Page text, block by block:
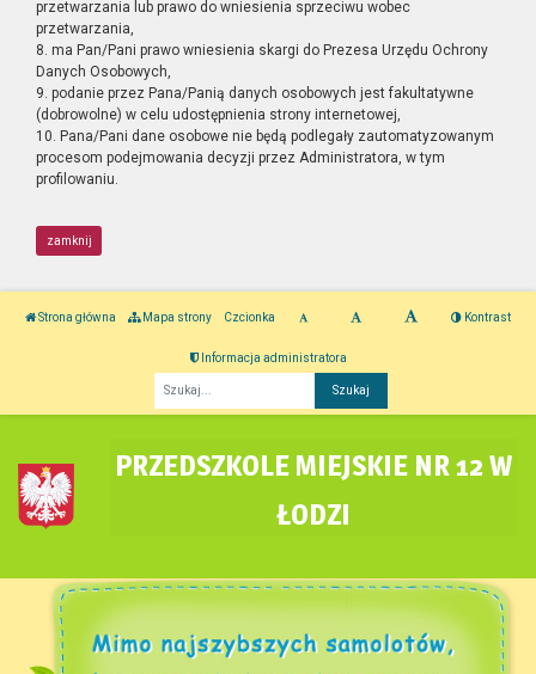
przetwarzania lub prawo do wniesienia sprzeciwu wobec
przetwarzania,
8. ma Pan/Pani prawo wniesienia skargi do Prezesa Urzędu Ochrony
Danych Osobowych,
9. podanie przez Pana/Panią danych osobowych jest fakultatywne
(dobrowolne) w celu udostępnienia strony internetowej,
10. Pana/Pani dane osobowe nie będą podlegały zautomatyzowanym
procesom podejmowania decyzji przez Administratora, w tym
profilowaniu.
zamknij
Strona główna Mapa strony Czcionka Kontrast
Informacja administratora
PRZEDSZKOLE MIEJSKIE NR 12 W
ŁODZI